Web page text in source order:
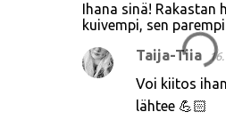
Ihana sinä! Rakastan
kuivempi, sen
Taija-Tiia
Voi kiitos
lähtee 💪🏻